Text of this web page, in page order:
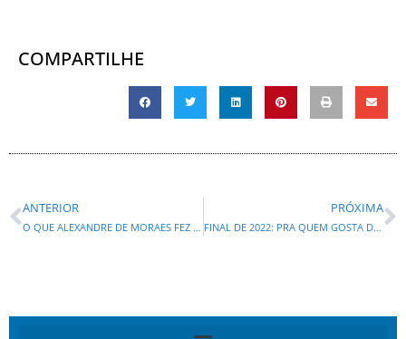
COMPARTILHE
ANTERIOR
O QUE ALEXANDRE DE MORAES FEZ COM A IMAGEM DA JUSTIÇA?
PRÓXIMA
FINAL DE 2022: PRA QUEM GOSTA DE DESGRAÇA FOI UMA FESTA!